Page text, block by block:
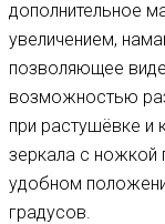
дополнительное
увеличением,
позволяющее
возможностью
при растушёвке и
зеркала с ножкой
удобном
градусов.